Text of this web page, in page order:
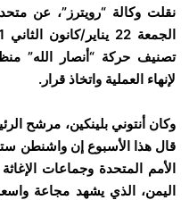
نقلت وكالة “رويترز”، عن
تصنيف حركة “أنصار الله”
لإنهاء العملية واتخاذ قرار.
وكان أنتوني بلينكين، مرشح
قال هذا الأسبوع إن واشنطن
الأمم المتحدة وجماعات